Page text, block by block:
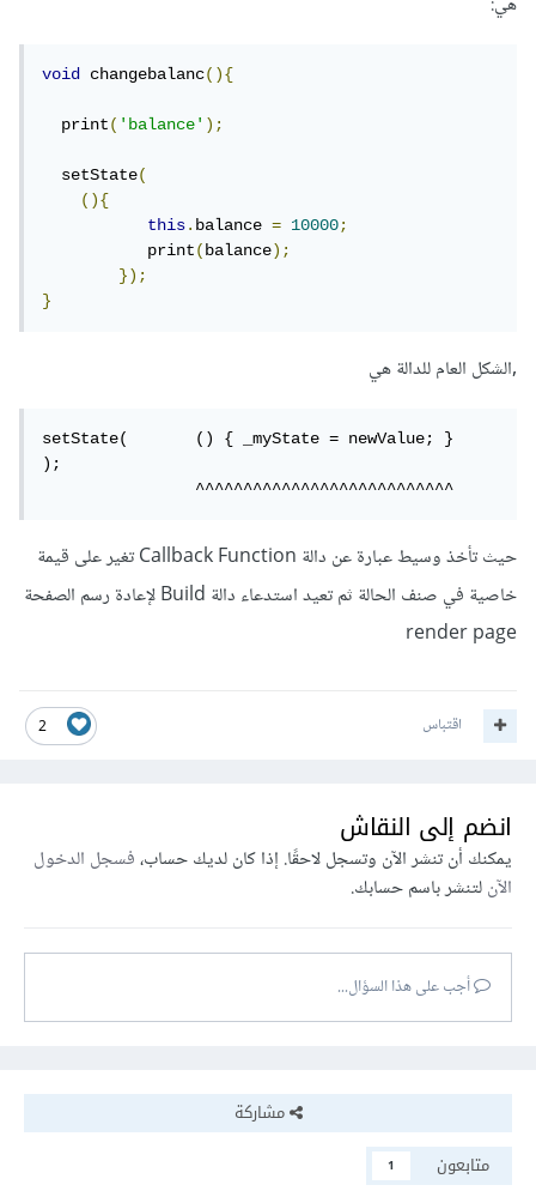
void changebalanc(){
  print
('balance');
  setState
(
(){
this.balance = 10000;
           print
(balance);
});
}
,الشكل العام للدالة هي
setState(	() { _myState = newValue; }
);
		^^^^^^^^^^^^^^^^^^^^^^^^^^^
حيث تأخذ وسيط عبارة عن دالة Callback Function تغير على قيمة
خاصية في صنف الحالة ثم تعيد استدعاء دالة Build لإعادة رسم الصفحة
render page
2 اقتباس
انضم إلى النقاش
يمكنك أن تنشر الآن وتسجل لاحقًا. إذا كان لديك حساب،فسجل الدخول
الآنلتنشر باسم حسابك.
أجب على هذا السؤال...
مشاركة
متابعون
1